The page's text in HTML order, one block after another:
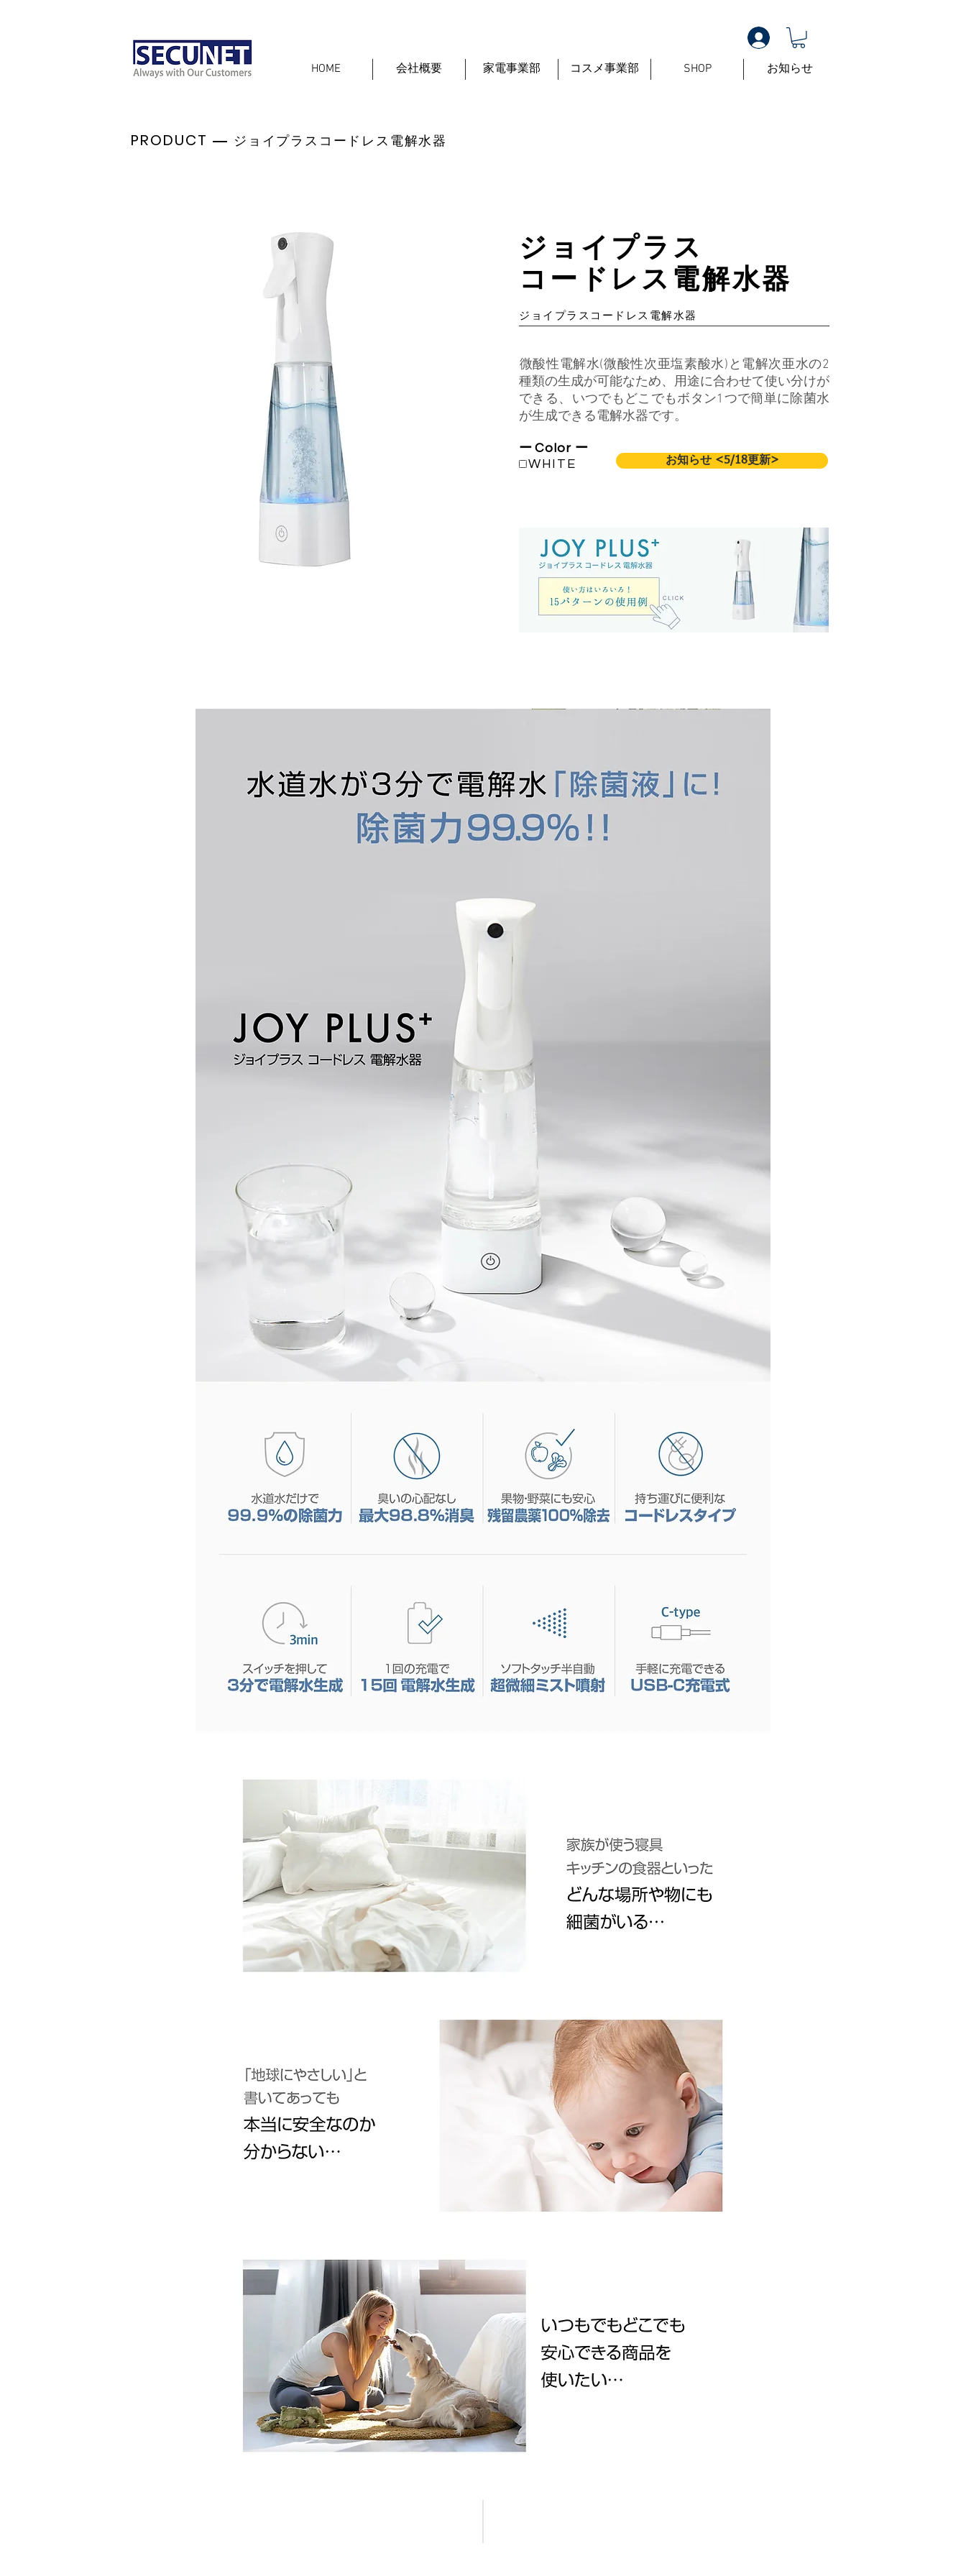
HOME 会社概要 家電事業部 コスメ事業部 SHOP お知らせ
PRODUCT ― ジョイプラスコードレス電解水器
ジョイプラス
コードレス電解水器
ジョイプラスコードレス電解水器
​微酸性電解水(微酸性次亜塩素酸水)と電解次亜水の2
種類の生成が可能なため、用途に合わせて使い分けが
できる、​いつでもどこでもボタン1つで簡単に除菌水
が生成できる電解水器です。
ー Color ー
■WHITE お知らせ <5/18更新>